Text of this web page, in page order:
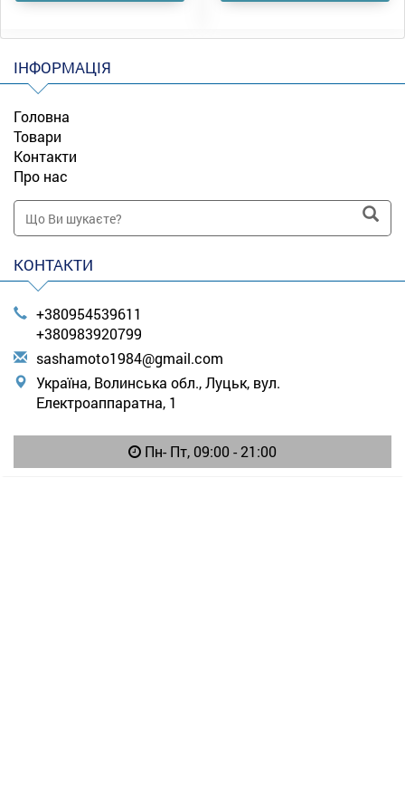
ІНФОРМАЦІЯ
Головна
Товари
Контакти
Про нас
КОНТАКТИ
+380954539611
+380983920799
sashamoto1984@gmail.com
Україна, Волинська обл., Луцьк, вул.
Електроаппаратна, 1
Пн- Пт, 09:00 - 21:00